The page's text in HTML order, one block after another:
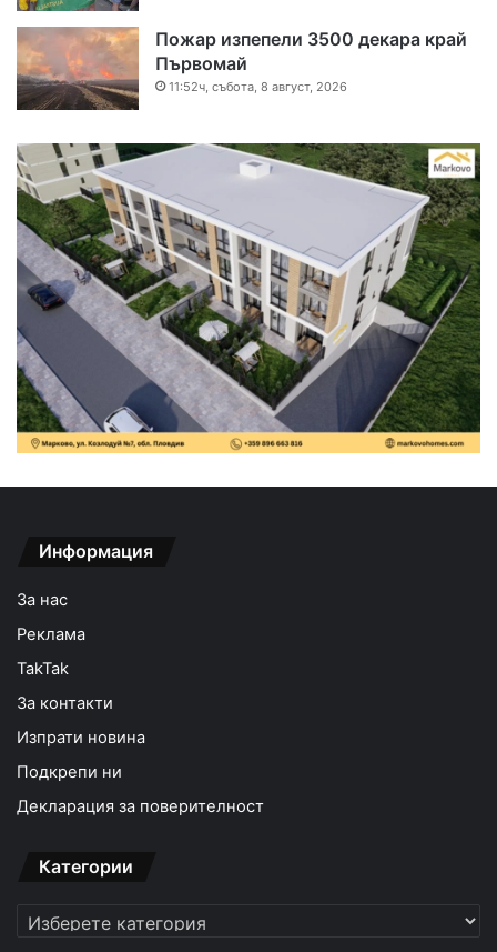
Пожар изпепели 3500 декара край
Първомай
11:52ч, събота, 8 август, 2026
Информация
За нас
Реклама
TakTak
За контакти
Изпрати новина
Подкрепи ни
Декларация за поверителност
Категории
Категории